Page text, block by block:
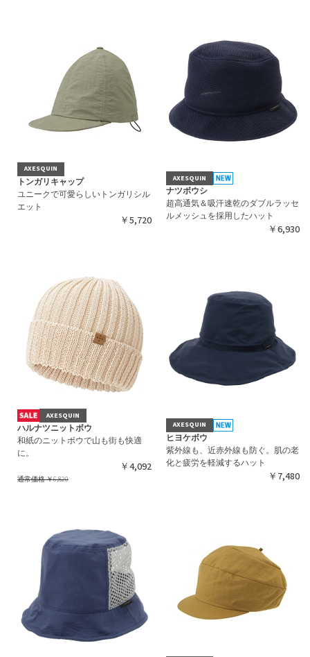
AXESQUIN
トンガリキャップ
ユニークで可愛らしいトンガリシル
エット
￥5,720
AXESQUIN
ナツボウシ
超高通気＆吸汗速乾のダブルラッセ
ルメッシュを採用したハット
￥6,930
AXESQUIN
ハルナツニットボウ
和紙のニットボウで山も街も快適
に。
￥4,092
通常価格￥6,820
AXESQUIN
ヒヨケボウ
紫外線も、近赤外線も防ぐ。肌の老
化と疲労を軽減するハット
￥7,480